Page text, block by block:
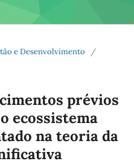
e Desenvolvimento
/
prévios
ecossistema
na teoria da